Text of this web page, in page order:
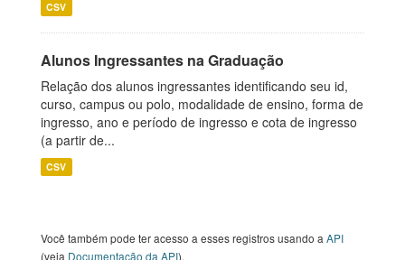
CSV
Alunos Ingressantes na Graduação
Relação dos alunos ingressantes identificando seu id,
curso, campus ou polo, modalidade de ensino, forma de
ingresso, ano e período de ingresso e cota de ingresso
(a partir de...
CSV
Você também pode ter acesso a esses registros usando a API
(veja Documentação da API).